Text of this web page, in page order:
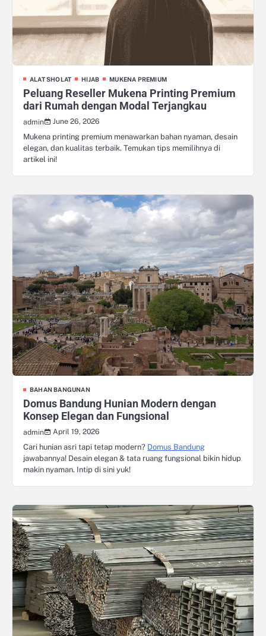
ALAT SHOLAT HIJAB MUKENA PREMIUM
Peluang Reseller Mukena Printing Premium
dari Rumah dengan Modal Terjangkau
admin
June 26, 2026
Mukena printing premium menawarkan bahan nyaman, desain
elegan, dan kualitas terbaik. Temukan tips memilihnya di
artikel ini!
BAHAN BANGUNAN
Domus Bandung Hunian Modern dengan
Konsep Elegan dan Fungsional
admin
April 19, 2026
Cari hunian asri tapi tetap modern? Domus Bandung
jawabannya! Desain elegan & tata ruang fungsional bikin hidup
makin nyaman. Intip di sini yuk!